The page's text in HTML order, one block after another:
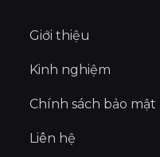
Giới thiệu
Kinh nghiệm
Chính sách bảo mật
Liên hệ